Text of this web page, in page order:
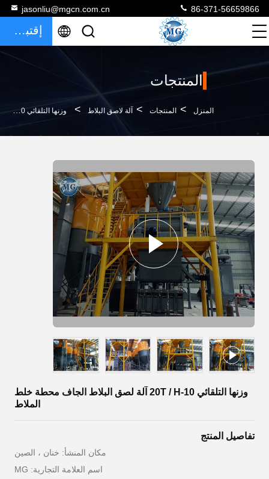
jasonliu@mgcn.com.cn 86-371-56659866
إقتباس
المنتجات
المنزل > المنتجات > آلة لاصق البلاط > وزنها التلقائي 10-20T / H آلة لصق البلاط الجاف محطة خلط الملاط
وزنها التلقائي 10-20T / H آلة لصق البلاط الجاف محطة خلط
الملاط
تفاصيل المنتج
مكان المنشأ: خنان ، الصين
اسم العلامة التجارية: MG